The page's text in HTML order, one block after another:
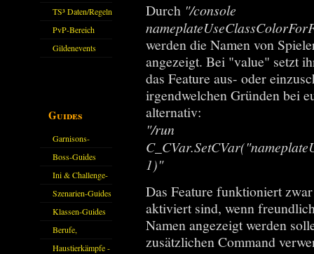
Sparkasse/Goldleihen
TS³ Daten/Regeln
PvP-Bereich
Gildenevents
Guides
Garnisons-
Guides
Boss-Guides
Ini & Challenge-
Guides
Szenarien-Guides
Klassen-Guides
Berufe,
Farmkarten und
Haustierkämpfe -
Durch "/console
werden die Namen von
angezeigt. Bei "value" setzt
das Feature aus- oder
irgendwelchen Gründen bei
alternativ:
"/run
1)"
Das Feature funktioniert
aktiviert sind, wenn
Namen angezeigt werden
zusätzlichen Command